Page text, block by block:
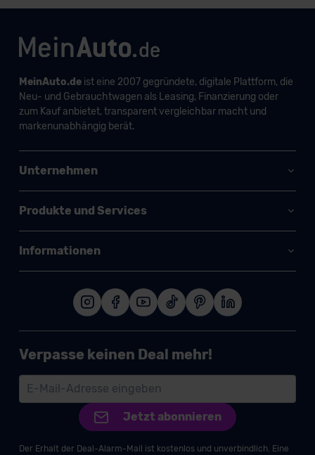
MeinAuto.deist eine 2007 gegründete, digitale Plattform, die
Neu- und Gebrauchtwagen als Leasing, Finanzierung oder
zum Kauf anbietet, transparent vergleichbar macht und
markenunabhängig berät.
Unternehmen
Produkte und Services
Informationen
Verpasse keinen Deal mehr!
Jetzt abonnieren
Der Erhalt der Deal-Alarm-Mail ist kostenlos und unverbindlich. Eine